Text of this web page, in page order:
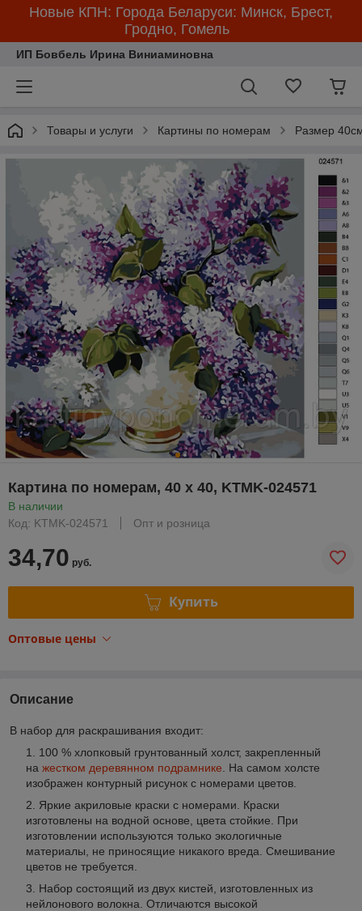
Новые КПН: Города Беларуси: Минск, Брест,
Гродно, Гомель
ИП Бовбель Ирина Виниаминовна
Товары и услуги Картины по номерам Размер
Картина по номерам, 40 x 40, KTMK-024571
В наличии
Код: KTMK-024571
Опт и розница
34,70 руб.
Купить
Оптовые цены
Описание
В набор для раскрашивания входит:
100 % хлопковый грунтованный холст, закрепленный
на жестком деревянном подрамнике . На самом холсте
изображен контурный рисунок с номерами цветов.
Яркие акриловые краски с номерами. Краски
изготовлены на водной основе, цвета стойкие. При
изготовлении используются только экологичные
материалы, не приносящие никакого вреда. Смешивание
цветов не требуется.
Набор состоящий из двух кистей, изготовленных из
нейлонового волокна. Отличаются высокой